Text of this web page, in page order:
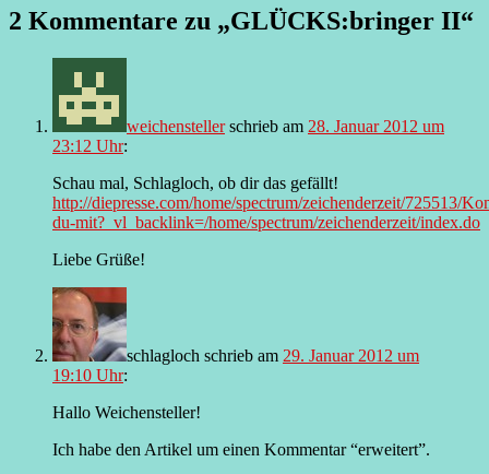
2 Kommentare zu „GLÜCKS:bringer II“
weichensteller schrieb am 28. Januar 2012 um
23:12 Uhr:
Schau mal, Schlagloch, ob dir das gefällt!
http://diepresse.com/home/spectrum/zeichenderzeit/725513/
du-mit?_vl_backlink=/home/spectrum/zeichenderzeit/index.do
Liebe Grüße!
schlagloch schrieb am 29. Januar 2012 um
19:10 Uhr:
Hallo Weichensteller!
Ich habe den Artikel um einen Kommentar “erweitert”.